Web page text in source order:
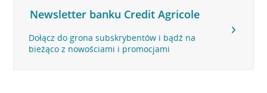
Newsletter banku Credit Agricole
Dołącz do grona subskrybentów i bądź na
bieżąco z nowościami i promocjami